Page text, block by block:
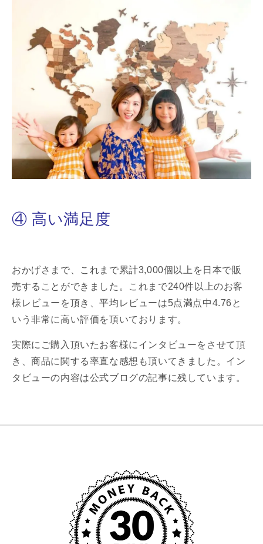
④ 高い満足度
おかげさまで、これまで累計3,000個以上を日本で販
売することができました。これまで240件以上のお客
様レビューを頂き、平均レビューは5点満点中4.76と
いう非常に高い評価を頂いております。
実際にご購入頂いたお客様にインタビューをさせて頂
き、商品に関する率直な感想も頂いてきました。イン
タビューの内容は公式ブログの記事に残しています。